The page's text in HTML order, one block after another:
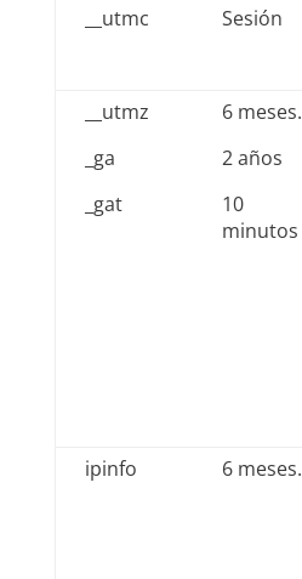
__utmc Sesión
__utmz
_ga
_gat
6 meses.
2 años
10
minutos
ipinfo 6 meses.